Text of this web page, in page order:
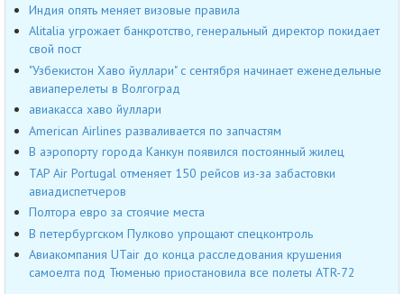
Индия опять меняет визовые правила
Alitalia угрожает банкротство, генеральный директор покидает
свой пост
"Узбекистон Хаво йуллари" с сентября начинает еженедельные
авиаперелеты в Волгоград
авиакасса хаво йуллари
American Airlines разваливается по запчастям
В аэропорту города Канкун появился постоянный жилец
TAP Air Portugal отменяет 150 рейсов из-за забастовки
авиадиспетчеров
Полтора евро за стоячие места
В петербургском Пулково упрощают спецконтроль
Авиакомпания UTair до конца расследования крушения
самоелта под Тюменью приостановила все полеты ATR-72